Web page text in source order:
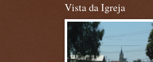
Vista da Igreja